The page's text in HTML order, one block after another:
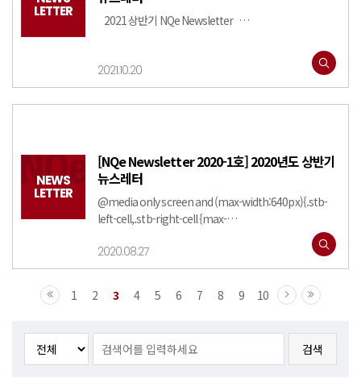
LETTER
2021 상반기 NQe Newsletter …
2021.10.20
NEWS
LETTER
[NQe Newsletter 2020-1호] 2020년도 상반기
뉴스레터
@media only screen and (max-width:640px){.stb-
left-cell,.stb-right-cell {max-
width:100%!important;width:100%!important;}.st
b-left-cell img,.stb-right-cell img {width:
100%;height: auto;}.stb-left-cell…
2020.08.27
1 2 3 4 5 6 7 8 9 10
검색